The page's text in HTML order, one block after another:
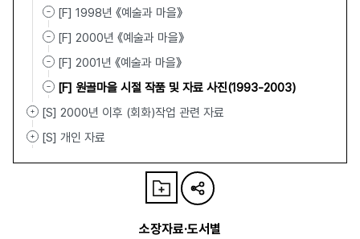
[F] 1998년 《예술과 마을》
[F] 2000년 《예술과 마을》
[F] 2001년 《예술과 마을》
[F] 원골마을 시절 작품 및 자료 사진(1993-2003)
[S] 2000년 이후 (회화)작업 관련 자료
[S] 개인 자료
소장자료·도서별